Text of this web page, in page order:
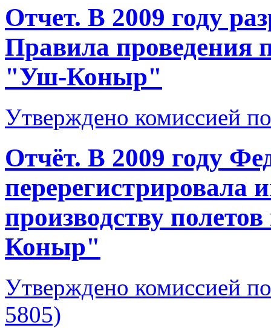
Отчет. В 2009 году
Правила проведения
"Уш-Коныр"
Утверждено комиссией
Отчёт. В 2009 году
перерегистрировала
производству
Коныр"
Утверждено комиссией
5805)